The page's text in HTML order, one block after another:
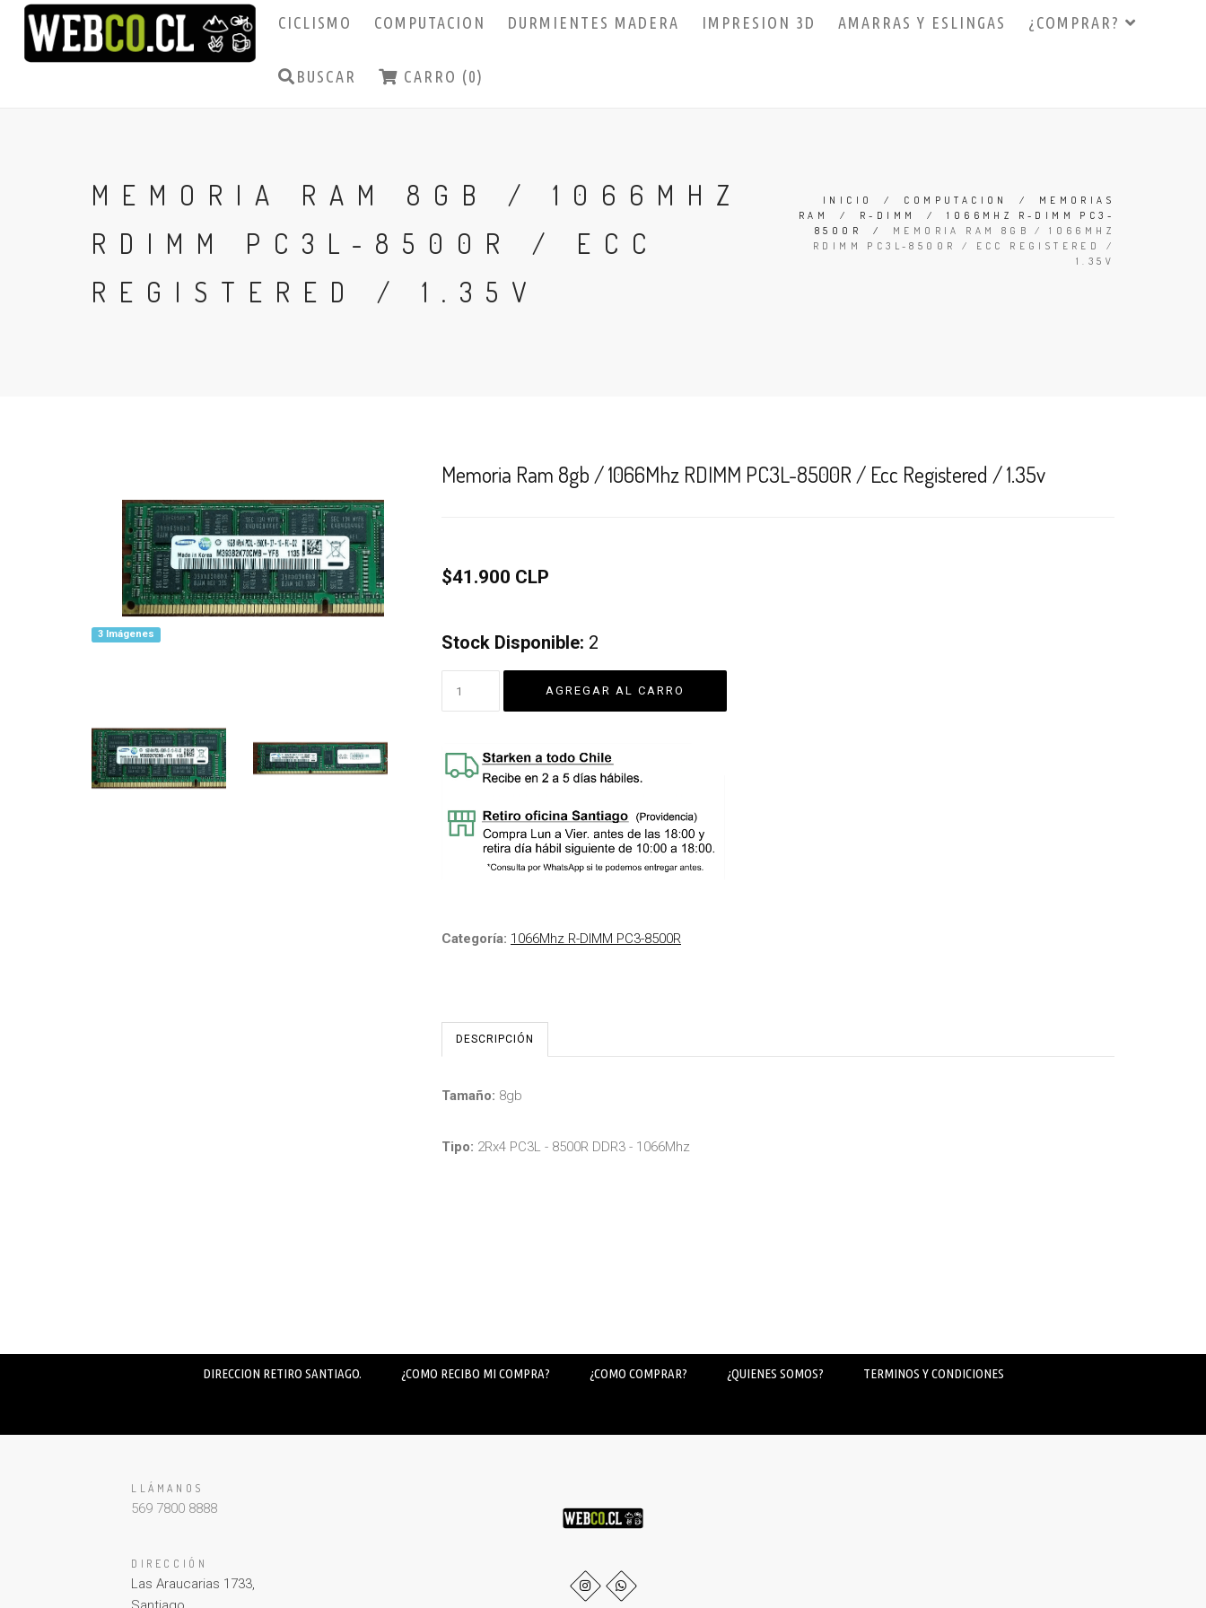
CICLISMO COMPUTACION DURMIENTES MADERA IMPRESION 3D AMARRAS Y ESLINGAS ¿COMPRAR?
BUSCAR CARRO (0)
MEMORIA RAM 8GB / 1066MHZ
RDIMM PC3L-8500R / ECC
REGISTERED / 1.35V
INICIO / COMPUTACION / MEMORIAS
RAM
/ R-DIMM /1066MHZ R-DIMM PC3-
8500R
/ MEMORIA RAM 8GB / 1066MHZ
RDIMM PC3L-8500R / ECC REGISTERED /
1.35V
3 Imágenes
Memoria Ram 8gb / 1066Mhz RDIMM PC3L-8500R / Ecc Registered / 1.35v
$41.900 CLP
Stock Disponible: 2
Categoría: 1066Mhz R-DIMM PC3-8500R
DESCRIPCIÓN
Tamaño: 8gb
Tipo: 2Rx4 PC3L - 8500R DDR3 - 1066Mhz
DIRECCION RETIRO SANTIAGO. ¿COMO RECIBO MI COMPRA? ¿COMO COMPRAR? ¿QUIENES SOMOS? TERMINOS Y CONDICIONES
LLÁMANOS
569 7800 8888
DIRECCIÓN
Las Araucarias 1733,